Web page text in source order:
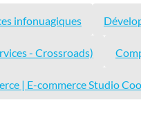
infonuagiques
- Crossroads)
| E-commerce Studio